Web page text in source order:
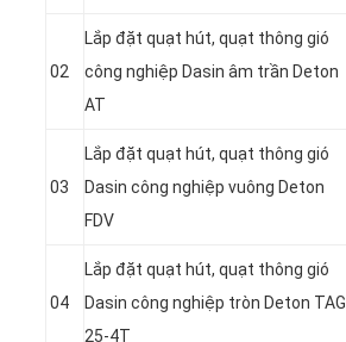
02
Lắp đặt quạt hút, quạt thông gió
công nghiệp Dasin âm trần Deton
AT
03
Lắp đặt quạt hút, quạt thông gió
Dasin công nghiệp vuông Deton
FDV
04
Lắp đặt quạt hút, quạt thông gió
Dasin công nghiệp tròn Deton TAG
25-4T